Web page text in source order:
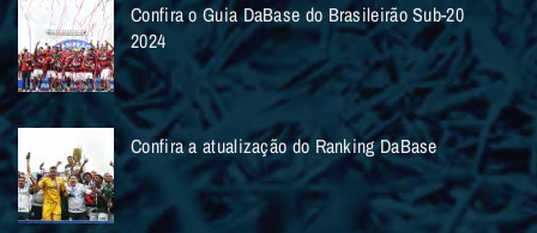
Confira o Guia DaBase do Brasileirão Sub-20
2024
Confira a atualização do Ranking DaBase